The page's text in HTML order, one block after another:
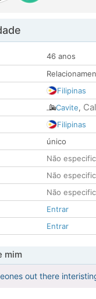
46 anos
Filipinas
Cavite,
Filipinas
único
Não
Não
Não
Entrar
Entrar
mim
out there